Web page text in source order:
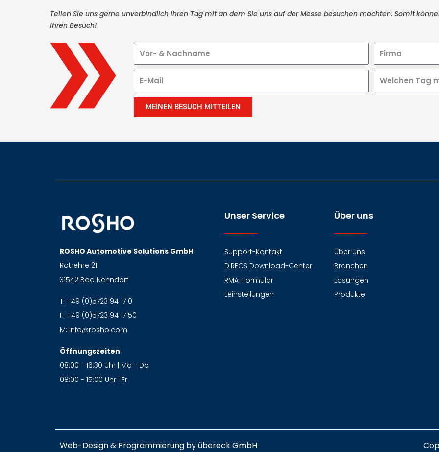
Teilen Sie uns gerne unverbindlich Ihren Tag mit an dem Sie uns auf der Messe besuchen möchten. Somit
Ihren Besuch!
MEINEN BESUCH MITTEILEN
ROSHO Automotive Solutions GmbH
Rotrehre 21
31542 Bad Nenndorf
T: +49 (0)5723 94 17 0
F: +49 (0)5723 94 17 50
M: info@rosho.com
Öffnungszeiten
08:00 - 16:30 Uhr | Mo - Do
08:00 - 15:00 Uhr | Fr
Unser Service
Support-Kontakt
DIRECS Download-Center
RMA-Formular
Leihstellungen
Über uns
Über uns
Branchen
Lösungen
Produkte
Web-Design & Programmierung byübereck GmbH